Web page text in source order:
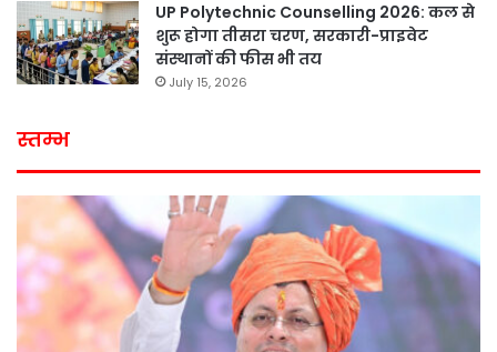
UP Polytechnic Counselling 2026: कल से
शुरू होगा तीसरा चरण, सरकारी-प्राइवेट
संस्थानों की फीस भी तय
July 15, 2026
स्तम्भ